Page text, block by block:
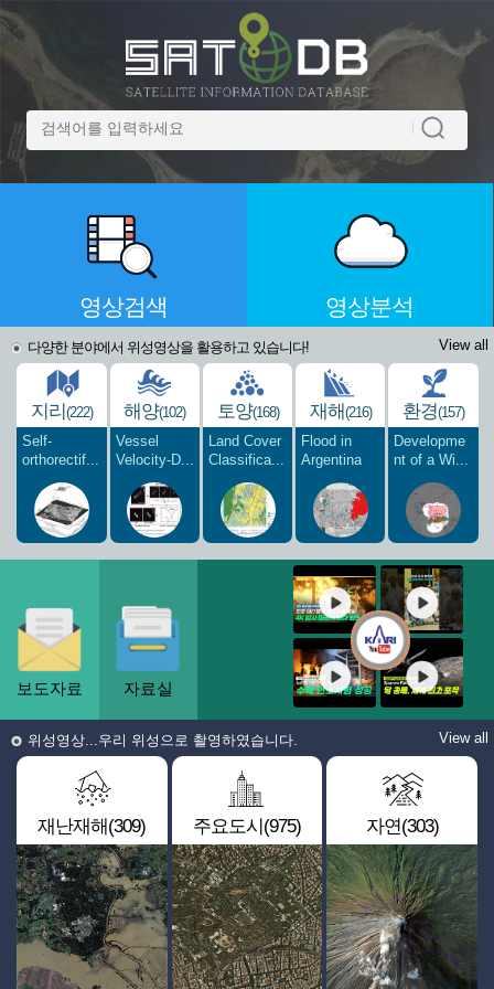
영상검색 영상분석
다양한 분야에서 위성영상을 활용하고 있습니다! View all
지리(222)
Self-
orthorectif...
해양(102)
Vessel
Velocity-D...
토양(168)
Land Cover
Classifica...
재해(216)
Flood in
Argentina
환경(157)
Developme
nt of a Wi...
보도자료 자료실
위성영상...우리 위성으로 촬영하였습니다. View all
재난재해(309) 주요도시(975) 자연(303)